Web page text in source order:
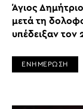
Άγιος
μετά τη
υπέδειξαν τον
ΕΝΗΜΕΡΩΣΗ